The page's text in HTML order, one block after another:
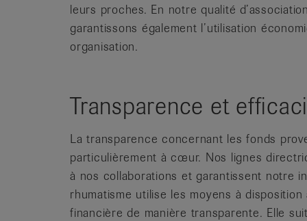
leurs proches. En notre qualité
garantissons également l’utilisation
organisation.
Transparence et
La transparence concernant les fonds
particulièrement à cœur. Nos lignes
à nos collaborations et garantissent notre
rhumatisme utilise les moyens à
financière de manière transparente. Elle